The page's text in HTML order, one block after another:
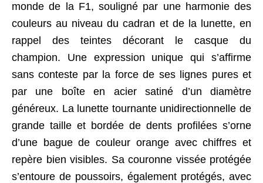
monde de la F1, souligné par une harmonie des
couleurs au niveau du cadran et de la lunette, en
rappel des teintes décorant le casque du
champion. Une expression unique qui s’affirme
sans conteste par la force de ses lignes pures et
par une boîte en acier satiné d’un diamètre
généreux. La lunette tournante unidirectionnelle de
grande taille et bordée de dents profilées s’orne
d’une bague de couleur orange avec chiffres et
repère bien visibles. Sa couronne vissée protégée
s’entoure de poussoirs, également protégés, avec